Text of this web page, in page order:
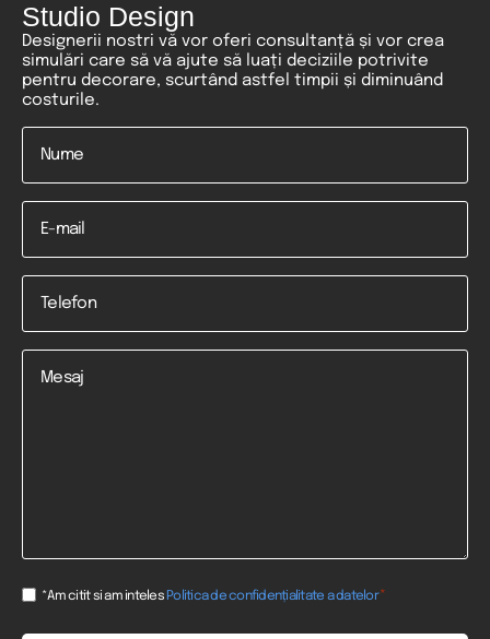
Studio Design
Designerii nostri vă vor oferi consultanță și vor crea
simulări care să vă ajute să luați deciziile potrivite
pentru decorare, scurtând astfel timpii și diminuând
costurile.
Nume
Email
Telefon
Mesaj
Consent
*Am citit si am inteles Politica de confidențialitate a datelor*